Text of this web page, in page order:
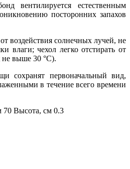
вентилируется естественным
посторонних запахов
воздействия солнечных лучей, не
влаги; чехол легко отстирать от
не выше 30 °C).
сохранят первоначальный вид,
в течение всего времени
Высота, см 0.3